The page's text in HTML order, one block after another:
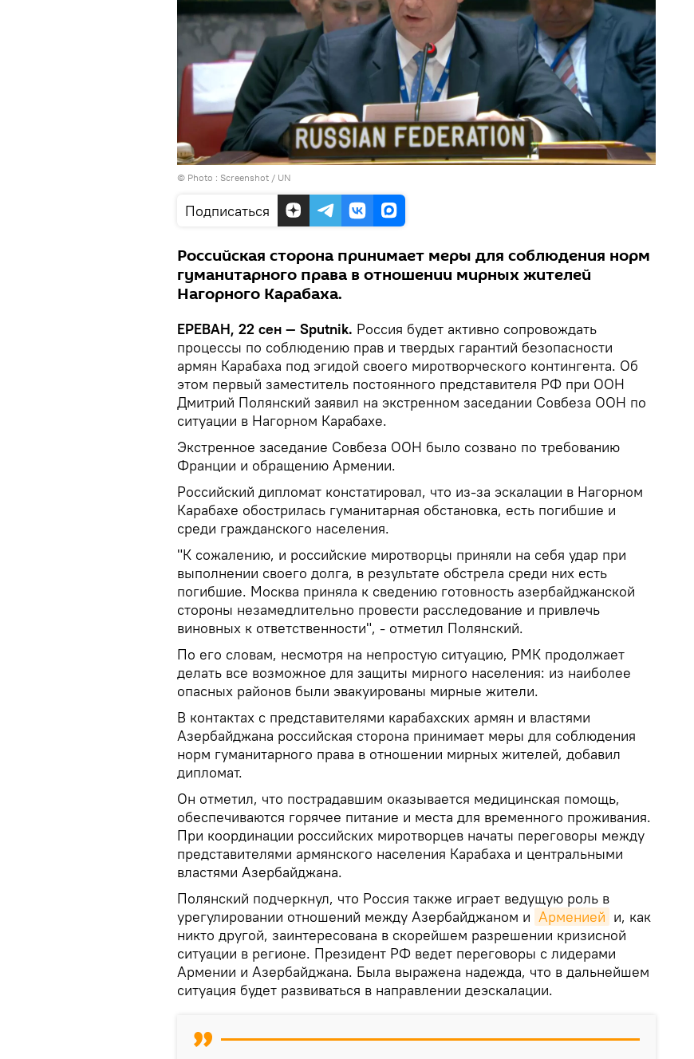
© Photo : Screenshot / UN
Подписаться
Российская сторона принимает меры для соблюдения норм
гуманитарного права в отношении мирных жителей
Нагорного Карабаха.
ЕРЕВАН, 22 сен — Sputnik. Россия будет активно сопровождать
процессы по соблюдению прав и твердых гарантий безопасности
армян Карабаха под эгидой своего миротворческого контингента. Об
этом первый заместитель постоянного представителя РФ при ООН
Дмитрий Полянский заявил на экстренном заседании Совбеза ООН по
ситуации в Нагорном Карабахе.
Экстренное заседание Совбеза ООН было созвано по требованию
Франции и обращению Армении.
Российский дипломат констатировал, что из-за эскалации в Нагорном
Карабахе обострилась гуманитарная обстановка, есть погибшие и
среди гражданского населения.
"К сожалению, и российские миротворцы приняли на себя удар при
выполнении своего долга, в результате обстрела среди них есть
погибшие. Москва приняла к сведению готовность азербайджанской
стороны незамедлительно провести расследование и привлечь
виновных к ответственности", - отметил Полянский.
По его словам, несмотря на непростую ситуацию, РМК продолжает
делать все возможное для защиты мирного населения: из наиболее
опасных районов были эвакуированы мирные жители.
В контактах с представителями карабахских армян и властями
Азербайджана российская сторона принимает меры для соблюдения
норм гуманитарного права в отношении мирных жителей, добавил
дипломат.
Он отметил, что пострадавшим оказывается медицинская помощь,
обеспечиваются горячее питание и места для временного проживания.
При координации российских миротворцев начаты переговоры между
представителями армянского населения Карабаха и центральными
властями Азербайджана.
Полянский подчеркнул, что Россия также играет ведущую роль в
урегулировании отношений между Азербайджаном и Арменией и, как
никто другой, заинтересована в скорейшем разрешении кризисной
ситуации в регионе. Президент РФ ведет переговоры с лидерами
Армении и Азербайджана. Была выражена надежда, что в дальнейшем
ситуация будет развиваться в направлении деэскалации.